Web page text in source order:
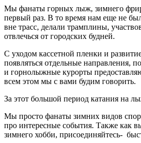
Мы фанаты горных лыж, зимнего
первый раз. В то время нам еще не
вне трасс, делали трамплины,
отвлечься от городских будней.
С уходом кассетной пленки и
появляться отдельные направления,
и горнолыжные курорты
всем этом мы с вами будим говорить.
За этот большой период катания на
Мы просто фанаты зимних видов
про интересные события. Также как
зимнего хобби, присоединяйтесь-